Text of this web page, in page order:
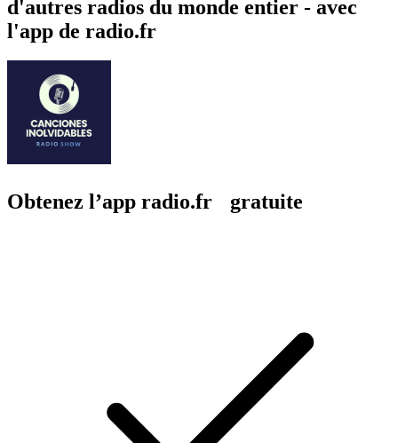
d'autres radios du monde entier - avec
l'app de radio.fr
Obtenez l’app radio.fr gratuite